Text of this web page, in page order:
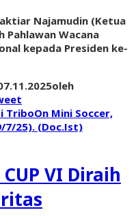
Najamudin (Ketua
Pahlawan Wacana
kepada Presiden ke-
oleh
VI Diraih